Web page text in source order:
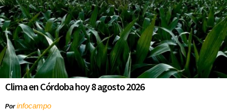
Clima en Córdoba hoy 8 agosto 2026
Porinfocampo